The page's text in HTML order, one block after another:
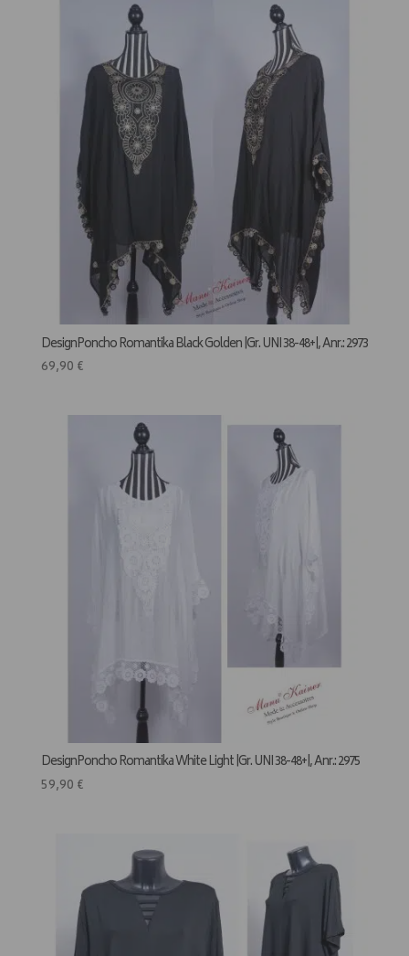
DesignPoncho Romantika Black Golden |Gr. UNI 38-48+|, Anr.: 2973
69,90 €
DesignPoncho Romantika White Light |Gr. UNI 38-48+|, Anr.: 2975
59,90 €